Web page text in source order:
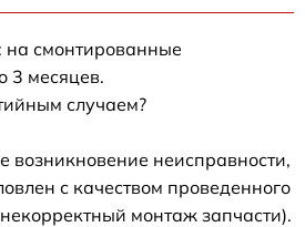
на смонтированные
3 месяцев.
случаем?
возникновение неисправности,
с качеством проведенного
монтаж запчасти).